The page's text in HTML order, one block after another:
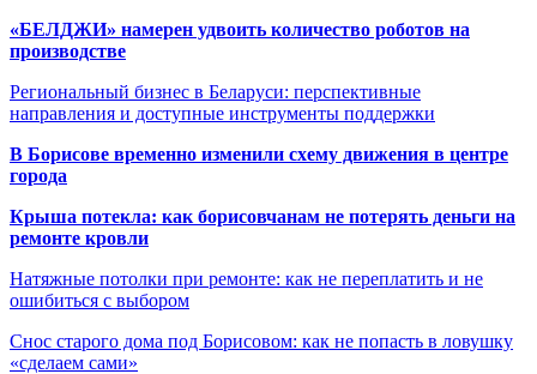
«БЕЛДЖИ» намерен удвоить количество роботов на
производстве
Региональный бизнес в Беларуси: перспективные
направления и доступные инструменты поддержки
В Борисове временно изменили схему движения в центре
города
Крыша потекла: как борисовчанам не потерять деньги на
ремонте кровли
Натяжные потолки при ремонте: как не переплатить и не
ошибиться с выбором
Снос старого дома под Борисовом: как не попасть в ловушку
«сделаем сами»